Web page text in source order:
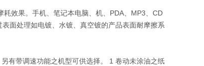
效果。手机、笔记本电脑、机、PDA、MP3、CD
面处理如电镀、水镀、真空镀的产品表面耐摩擦系
有带调速功能之机型可供选择。 1 卷动未涂油之纸